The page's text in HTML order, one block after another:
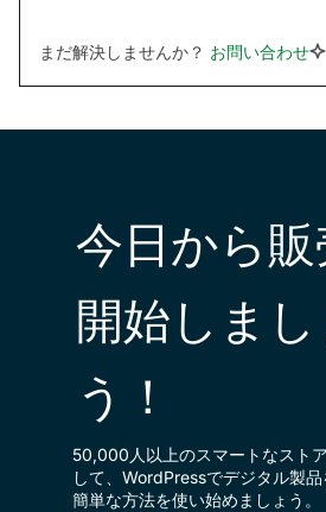
まだ解決しませんか？ お問い合わせ
今日から販
開始しまし
う！
50,000人以上のスマートなスト
して、WordPressでデジタル製
簡単な方法を使い始めましょう。